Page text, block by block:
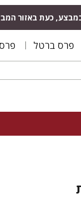
כעת באזור
פרס ברטל